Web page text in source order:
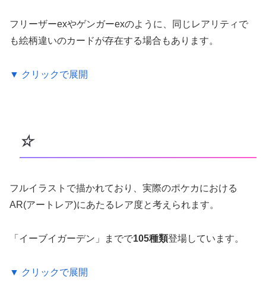
フリーザーexやゲンガーexのように、同じレアリティで
も絵柄違いのカードが存在する場合もあります。
▼ クリックで展開
☆
フルイラストで描かれており、実際のポケカにおける
AR(アートレア)にあたるレア度と考えられます。
「イーブイガーデン」までで105種類登場しています。
▼ クリックで展開